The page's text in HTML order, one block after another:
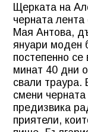
Щерката на
черната
Мая Антова,
януари моден
постепенно
минат 40 дни
свали
смени
предизвика
приятели,